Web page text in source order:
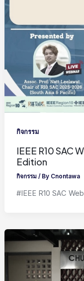
กิจกรรม
IEEE R10 SAC
Edition
กิจกรรม / By Cnontawa
#IEEE R10 SAC